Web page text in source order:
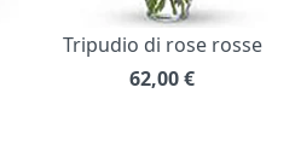
Tripudio di rose rosse
62,00€